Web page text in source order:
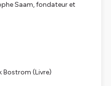
Saam, fondateur et
Bostrom (Livre)